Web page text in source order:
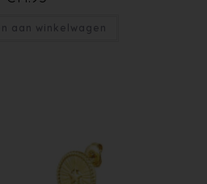
aan winkelwagen